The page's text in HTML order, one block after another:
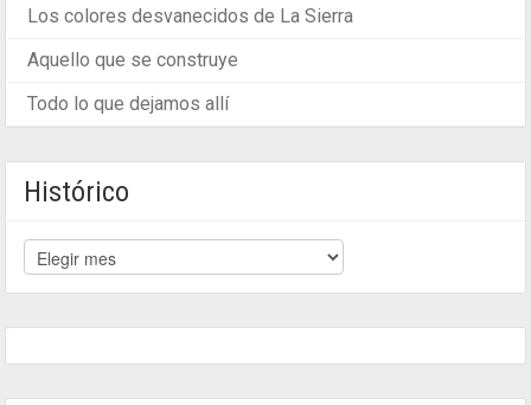
Los colores desvanecidos de La Sierra
Aquello que se construye
Todo lo que dejamos allí
Histórico